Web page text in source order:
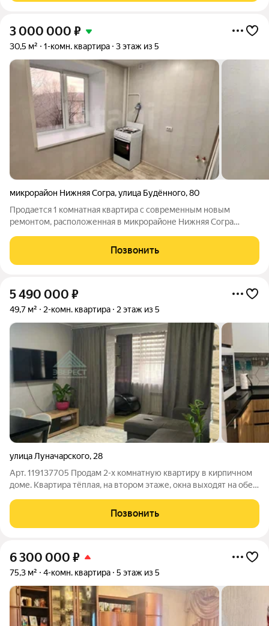
3 000 000 ₽
30,5 м² 1-комн. квартира 3 этаж из 5
микрорайон Нижняя Согра,улица Будённого,80
Продается 1 комнатная квартира с современным новым
ремонтом, расположенная в микрорайоне Нижняя Согра
комфортном 3 этаже пятиэтажного кирпичного дома. После
ремонта в квартире ещё никто не
Позвонить
5 490 000 ₽
49,7 м² 2-комн. квартира 2 этаж из 5
улица Луначарского, 28
Арт. 119137705 Продам 2-х комнатную квартиру в кирпичном
доме. Квартира тёплая, на втором этаже, окна выходят на обе
спальни. Лоджия застекленная утеплённая, окна Пвх,
натяжные потолки, полы старые
Позвонить
6 300 000 ₽
75,3 м² 4-комн. квартира 5 этаж из 5